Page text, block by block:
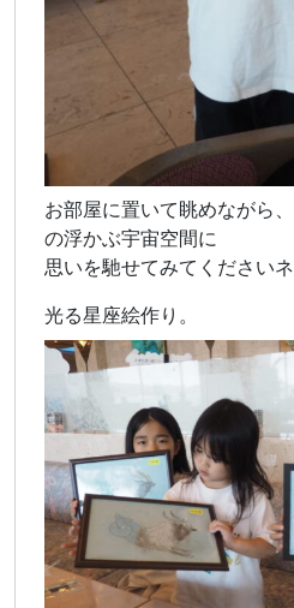
お部屋に置いて眺めながら
の浮かぶ宇宙空間に
思いを馳せてみてくださいネ
光る星座絵作り。